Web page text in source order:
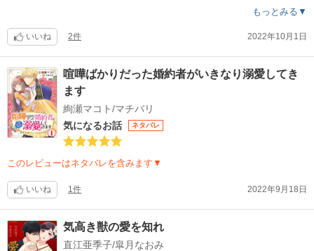
次の新刊がもう待ち遠しい…
もっとみる▼
いいね 2件 2022年10月1日
喧嘩ばかりだった婚約者がいきなり溺愛してき
ます
絢瀬マコト/マチバリ
気になるお話
ネタバレ
このレビューはネタバレを含みます▼
いいね 1件 2022年9月18日
気高き獣の愛を知れ
直江亜季子/皐月なおみ